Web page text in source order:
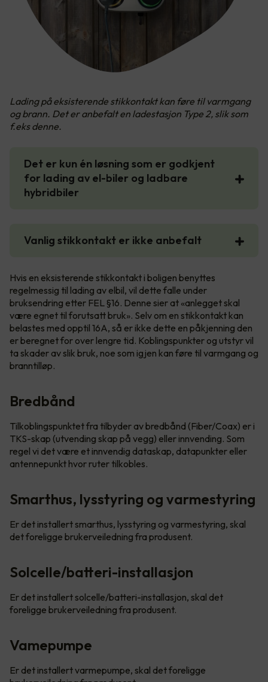
Lading på eksisterende stikkontakt kan føre til varmgang
og brann. Det er anbefalt en ladestasjon Type 2, slik som
f.eks denne.
Det er kun én løsning som er godkjent
for lading av el-biler og ladbare
hybridbiler
Vanlig stikkontakt er ikke anbefalt
Hvis en eksisterende stikkontakt i boligen benyttes
regelmessig til lading av elbil, vil dette falle under
bruksendring etter FEL §16. Denne sier at «anlegget skal
være egnet til forutsatt bruk». Selv om en stikkontakt kan
belastes med opptil 16A, så er ikke dette en påkjenning den
er beregnet for over lengre tid. Koblingspunkter og utstyr vil
ta skader av slik bruk, noe som igjen kan føre til varmgang og
branntilløp.
Bredbånd
Tilkoblingspunktet fra tilbyder av bredbånd (Fiber/Coax) er i
TKS-skap (utvending skap på vegg) eller innvending. Som
regel vi det være et innvendig dataskap, datapunkter eller
antennepunkt hvor ruter tilkobles.
Smarthus, lysstyring og varmestyring
Er det installert smarthus, lysstyring og varmestyring, skal
det foreligge brukerveiledning fra produsent.
Solcelle/batteri-installasjon
Er det installert solcelle/batteri-installasjon, skal det
foreligge brukerveiledning fra produsent.
Vamepumpe
Er det installert varmepumpe, skal det foreligge